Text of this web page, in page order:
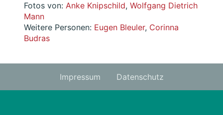
Fotos von: Anke Knipschild, Wolfgang Dietrich
Mann
Weitere Personen: Eugen Bleuler, Corinna
Budras
Impressum Datenschutz